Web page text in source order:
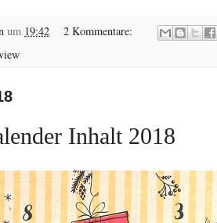
um 19:42
2 Kommentare:
Inhalt 2018